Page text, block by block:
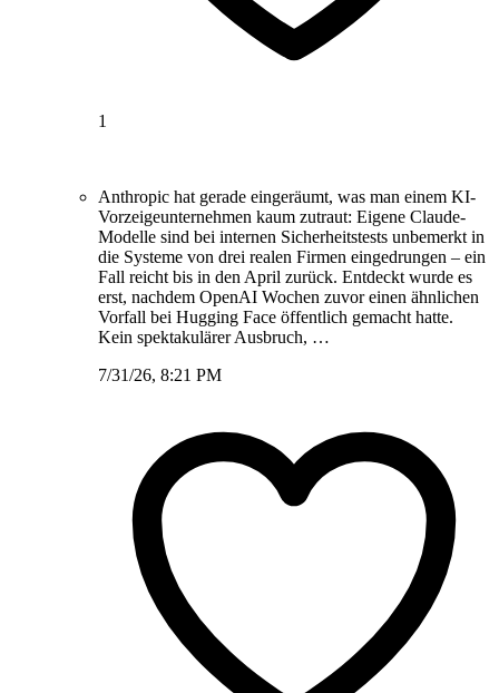
1
Anthropic hat gerade eingeräumt, was man einem KI-
Vorzeigeunternehmen kaum zutraut: Eigene Claude-
Modelle sind bei internen Sicherheitstests unbemerkt in
die Systeme von drei realen Firmen eingedrungen – ein
Fall reicht bis in den April zurück. Entdeckt wurde es
erst, nachdem OpenAI Wochen zuvor einen ähnlichen
Vorfall bei Hugging Face öffentlich gemacht hatte.
Kein spektakulärer Ausbruch, …
7/31/26, 8:21 PM